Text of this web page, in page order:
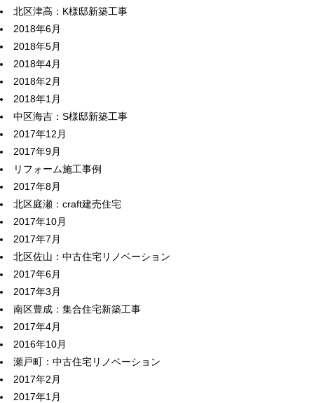
北区津高：K様邸新築工事
2018年6月
2018年5月
2018年4月
2018年2月
2018年1月
中区海吉：S様邸新築工事
2017年12月
2017年9月
リフォーム施工事例
2017年8月
北区庭瀬：craft建売住宅
2017年10月
2017年7月
北区佐山：中古住宅リノベーション
2017年6月
2017年3月
南区豊成：集合住宅新築工事
2017年4月
2016年10月
瀬戸町：中古住宅リノベーション
2017年2月
2017年1月